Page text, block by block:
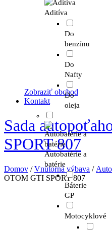
Aditíva
Do
benzínu
Do
Nafty
Do
oleja
Autobatérie a
batérie
Báterie
GP
Motocyklové
Zobraziť obchod
Kontakt
Sada
SPORT 807
Domov /Vnútorná výbava /
OTOM GTI SPORT 807